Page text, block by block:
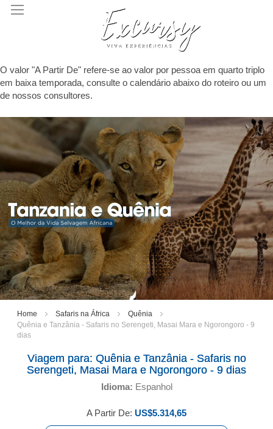
O valor "A Partir De" refere-se ao valor por pessoa em quarto triplo
em baixa temporada, consulte o calendário abaixo do roteiro ou um
de nossos consultores.
Home Safaris na África
Quênia
Quênia e Tanzânia - Safaris no Serengeti, Masai Mara e Ngorongoro - 9
dias
Viagem para: Quênia e Tanzânia - Safaris no
Serengeti, Masai Mara e Ngorongoro - 9 dias
Idioma: Espanhol
A Partir De: US$5.314,65